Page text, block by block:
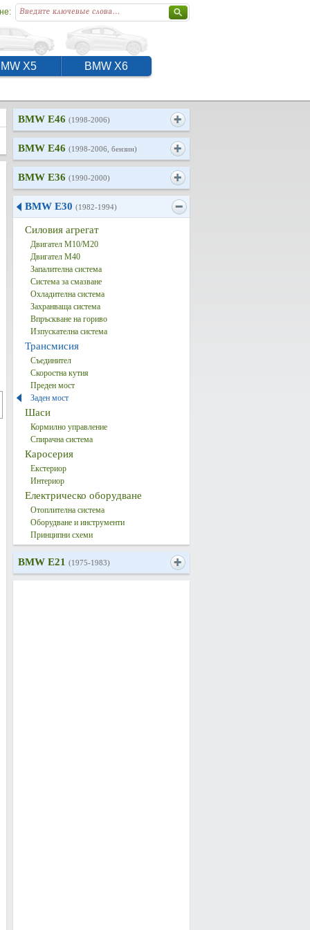
X5 BMW X6
BMW E46 (1998-2006)
BMW E46 (1998-2006, бензин)
BMW E36 (1990-2000)
BMW E30 (1982-1994)
Силовия агрегат
Двигател M10/M20
Двигател M40
Запалителна система
Система за смазване
Охладителна система
Захранваща система
Впръскване на гориво
Изпускателна система
Трансмисия
Съединител
Скоростна кутия
Преден мост
Заден мост
Шаси
Кормилно управление
Спирачна система
Каросерия
Екстериор
Интериор
Електрическо оборудване
Отоплителна система
Оборудване и инструменти
Принципни схеми
BMW E21 (1975-1983)